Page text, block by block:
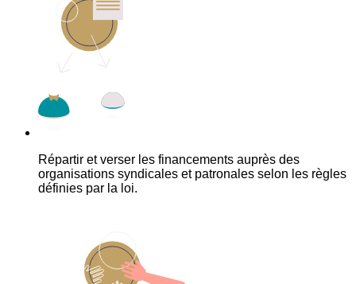
Répartir et verser les financements auprès des
organisations syndicales et patronales selon les règles
définies par la loi.